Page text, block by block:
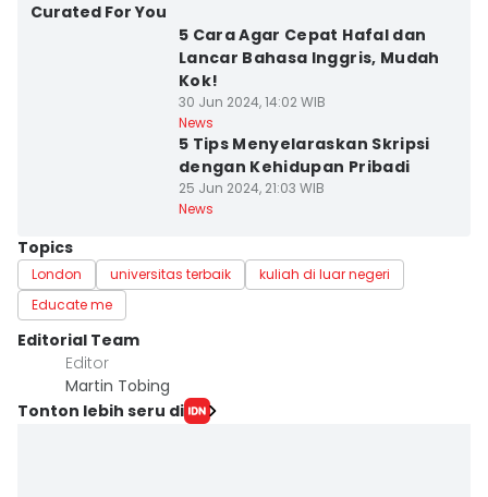
Curated For You
5 Cara Agar Cepat Hafal dan
Lancar Bahasa Inggris, Mudah
Kok!
30 Jun 2024, 14:02 WIB
News
5 Tips Menyelaraskan Skripsi
dengan Kehidupan Pribadi
25 Jun 2024, 21:03 WIB
News
Topics
London universitas terbaik
kuliah di luar negeri
Educate me
Editorial Team
Editor
Martin Tobing
Tonton lebih seru di